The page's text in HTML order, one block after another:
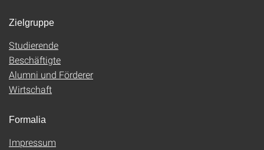
Zielgruppe
Studierende
Beschäftigte
Alumni und Förderer
Wirtschaft
Formalia
Impressum